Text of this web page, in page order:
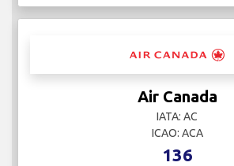
Air Canada
IATA: AC
ICAO: ACA
136